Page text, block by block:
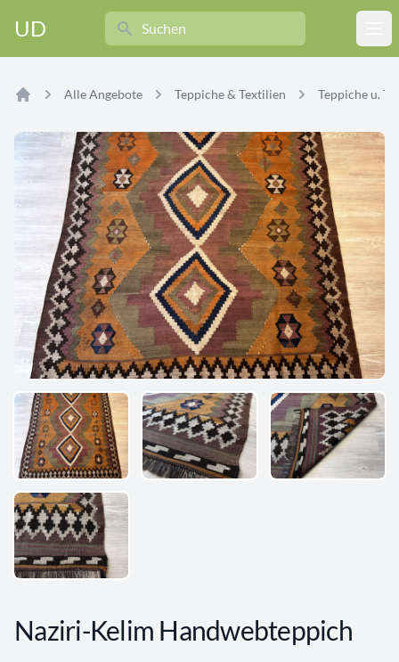
UD
Search
Alle Angebote Teppiche & Textilien Teppiche u.
Naziri-Kelim Handwebteppich